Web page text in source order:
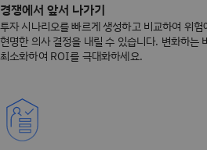
경쟁에서 앞서 나가기
투자 시나리오를 빠르게 생성하고 비교하여 위
현명한 의사 결정을 내릴 수 있습니다. 변화하는
최소화하여 ROI를 극대화하세요.